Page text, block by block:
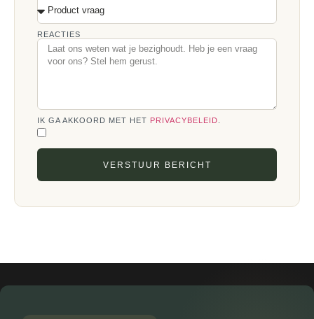
REACTIES
IK GA AKKOORD MET HET PRIVACYBELEID
VERSTUUR BERICHT